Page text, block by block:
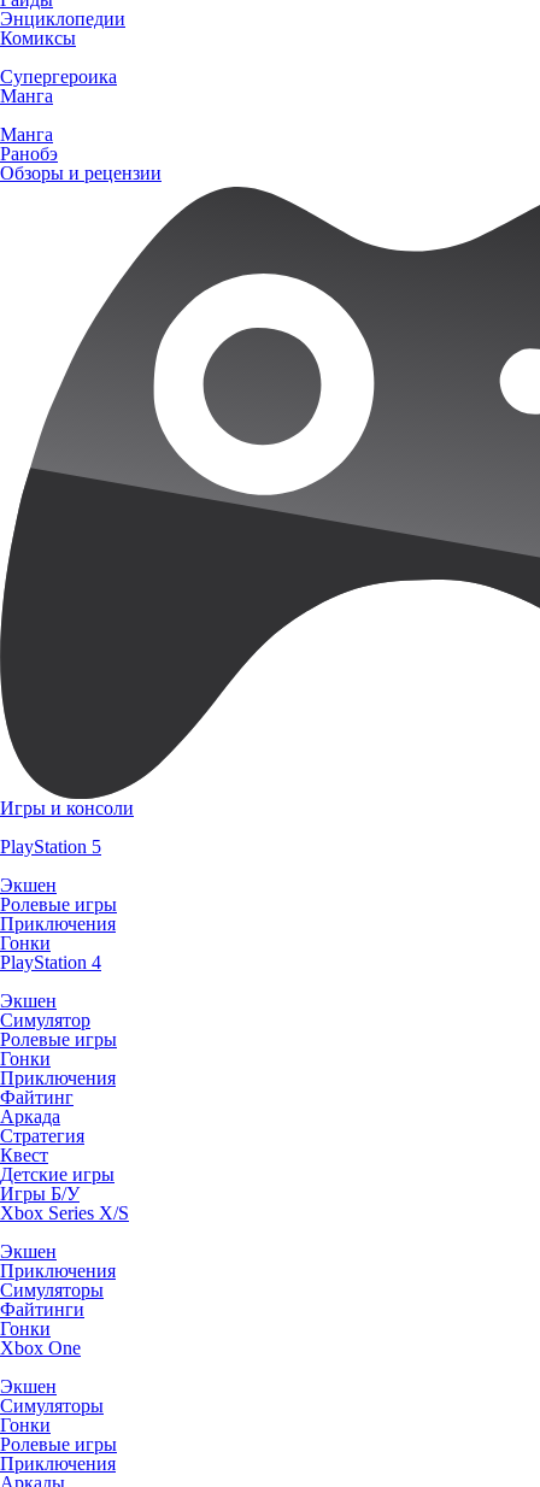
Энциклопедии
Комиксы
Супергероика
Манга
Манга
Ранобэ
Обзоры и рецензии
Игры и консоли
PlayStation 5
Экшен
Ролевые игры
Приключения
Гонки
PlayStation 4
Экшен
Симулятор
Ролевые игры
Гонки
Приключения
Файтинг
Аркада
Стратегия
Квест
Детские игры
Игры Б/У
Xbox Series X/S
Экшен
Приключения
Симуляторы
Файтинги
Гонки
Xbox One
Экшен
Симуляторы
Гонки
Ролевые игры
Приключения
Аркады